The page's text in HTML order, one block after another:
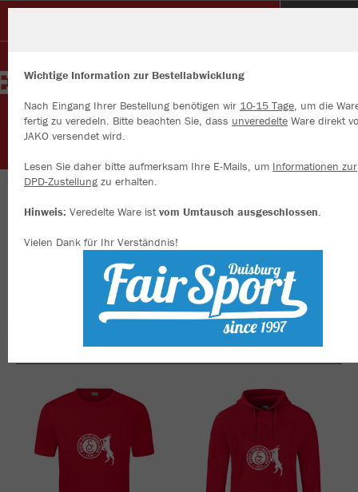
Herzlich willkommen SC 1936 Grimlinghausen
Farbe
Wichtige Information zur Bestellabwicklung
Nach Eingang Ihrer Bestellung benötigen wir 10-15 Tage, um die
fertig zu veredeln. Bitte beachten Sie, dass unveredelte Ware direkt
JAKO versendet wird.
Lesen Sie daher bitte aufmerksam Ihre E-Mails, um Informationen zur
DPD-Zustellung zu erhalten.
Hinweis: Veredelte Ware istvom Umtausch ausgeschlossen.
Vielen Dank für Ihr Verständnis!
Wir verwenden Cookies
Inhalte anzeigen und unsere Website verbessern. Weitere
zu den Cookies findest Du in den Einstellungen.
Alle akzeptieren
Alle ablehnen
mehr Infos
Datenschutz
Impressum